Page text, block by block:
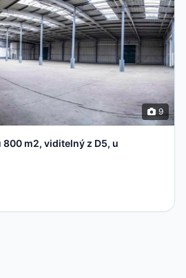
9
800 m2, viditelný z D5, u